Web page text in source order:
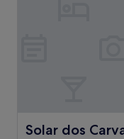
Solar dos
Solar dos